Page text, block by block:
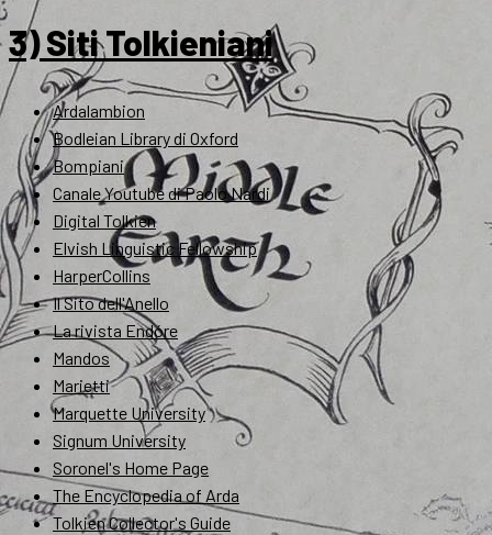
3) Siti Tolkieniani
Ardalambion
Bodleian Library di Oxford
Bompiani
Canale Youtube di Paolo Nardi
Digital Tolkien
Elvish Linguistic Fellowship
HarperCollins
Il Sito dell'Anello
La rivista Endóre
Mandos
Marietti
Marquette University
Signum University
Soronel's Home Page
The Encyclopedia of Arda
Tolkien Collector's Guide